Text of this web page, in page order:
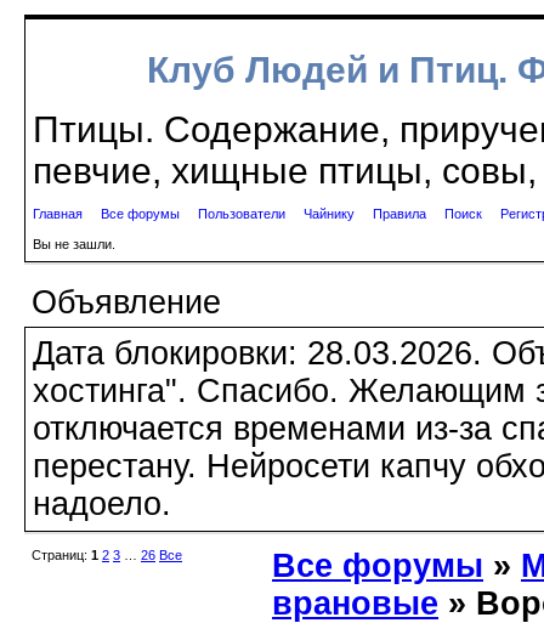
Клуб Людей и Птиц.
Птицы. Содержание,
певчие, хищные птицы, совы,
Главная Все форумы Пользователи Чайнику Правила Поиск
Вы не зашли.
Объявление
Дата блокировки: 28.03.2026.
хостинга". Спасибо. Желающим
отключается временами из-за
перестану. Нейросети капчу
надоело.
Страниц: 1 2 3 26 Все Все форумы »
врановые »